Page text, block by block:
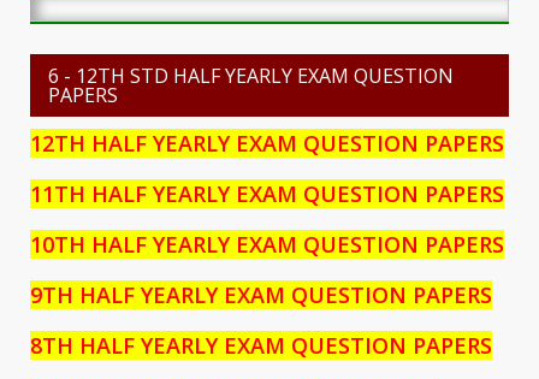
6 - 12TH STD HALF YEARLY EXAM QUESTION
PAPERS
12TH HALF YEARLY EXAM QUESTION PAPERS
11TH HALF YEARLY EXAM QUESTION PAPERS
10TH HALF YEARLY EXAM QUESTION PAPERS
9TH HALF YEARLY EXAM QUESTION PAPERS
8TH HALF YEARLY EXAM QUESTION PAPERS